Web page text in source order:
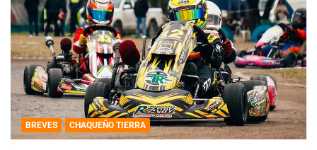
BREVES CHAQUEÑO TIERRA